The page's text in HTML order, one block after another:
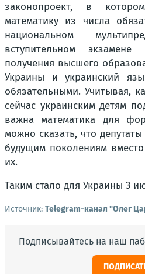
законопроект, в
математику из числа
национальном
вступительном
получения высшего
Украины и украинский
обязательными. Учитывая,
сейчас украинским детям
важна математика для
можно сказать, что
будущим поколениям
их.
Таким стало для Украины 3
Источник: Telegram-канал "Олег
Подписывайтесь на наш